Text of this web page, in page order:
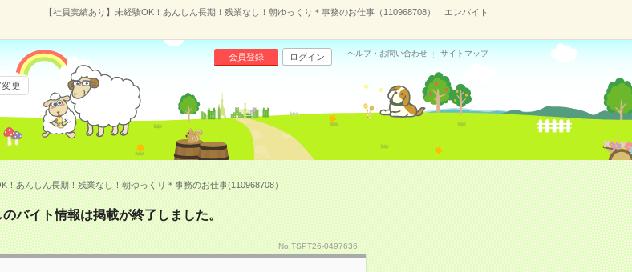
【社員実績あり】未経験OK！あんしん長期！残業なし！朝ゆっくり＊事務のお仕事（110968708）｜エンバイト
会員登録 ログイン ヘルプ・お問い合わせ サイトマップ
更
！あんしん長期！残業なし！朝ゆっくり＊事務のお仕事(110968708）
のバイト情報は掲載が終了しました。
No.TSPT26-0497636